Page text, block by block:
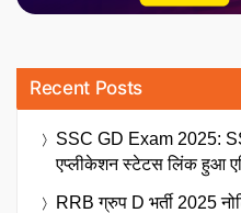
Recent Posts
SSC GD Exam 2025:
एप्लीकेशन स्टेटस लिंक हुआ
RRB ग्रुप D भर्ती 2025